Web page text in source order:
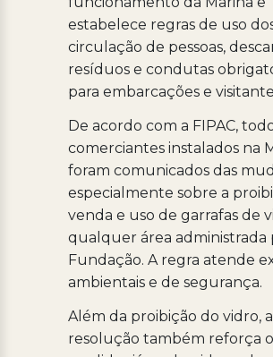
estabelece regras de uso
circulação de pessoas,
resíduos e condutas
para embarcações e
De acordo com a FIPAC,
comerciantes instalados na
foram comunicados das
especialmente sobre a
venda e uso de garrafas de
qualquer área administrada
Fundação. A regra atende
ambientais e de segurança.
Além da proibição do vidro, a
resolução também reforça